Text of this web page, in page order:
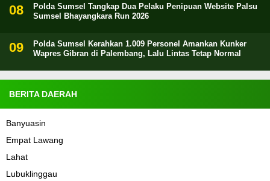
Polda Sumsel Tangkap Dua Pelaku Penipuan Website Palsu
Sumsel Bhayangkara Run 2026
Polda Sumsel Kerahkan 1.009 Personel Amankan Kunker
Wapres Gibran di Palembang, Lalu Lintas Tetap Normal
BERITA DAERAH
Banyuasin
Empat Lawang
Lahat
Lubuklinggau